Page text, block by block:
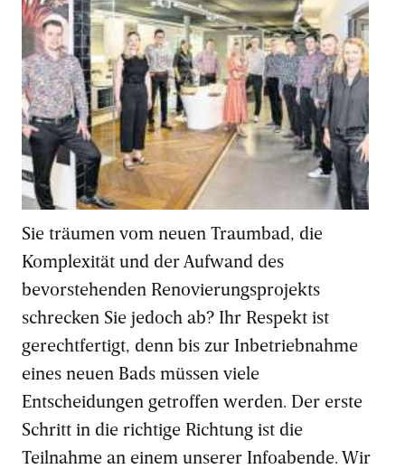
Sie träumen vom neuen Traumbad, die
Komplexität und der Aufwand des
bevorstehenden Renovierungsprojekts
schrecken Sie jedoch ab? Ihr Respekt ist
gerechtfertigt, denn bis zur Inbetriebnahme
eines neuen Bads müssen viele
Entscheidungen getroffen werden. Der erste
Schritt in die richtige Richtung ist die
Teilnahme an einem unserer Infoabende. Wir